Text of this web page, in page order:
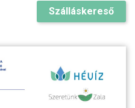
Szálláskereső